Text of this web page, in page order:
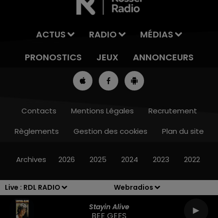
Live : RDL RADIO
Webradios
Stayin Alive
BEE GEES
13h00 - 16h00
ACTUS RADIO
MÉDIAS
PRONOSTICS
JEUX ANNONCEURS
Contacts Mentions Légales
Recrutement
Règlements
Gestion des cookies Plan du site
Archives 2026 2025 2024 2023 2022